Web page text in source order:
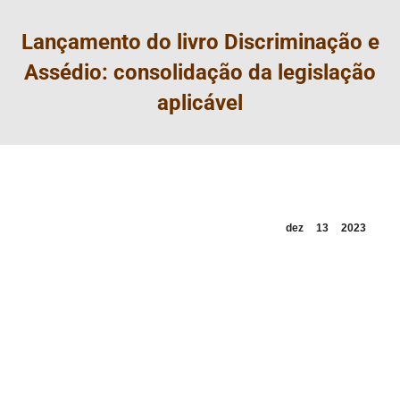
Lançamento do livro Discriminação e
Assédio: consolidação da legislação
aplicável
dez 13 2023